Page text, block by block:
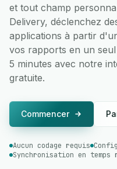
et tout champ
Delivery, déclenchez
applications à partir
vos rapports en un
5 minutes avec notre
gratuite.
Commencer
Aucun codage requis
Synchronisation en temps